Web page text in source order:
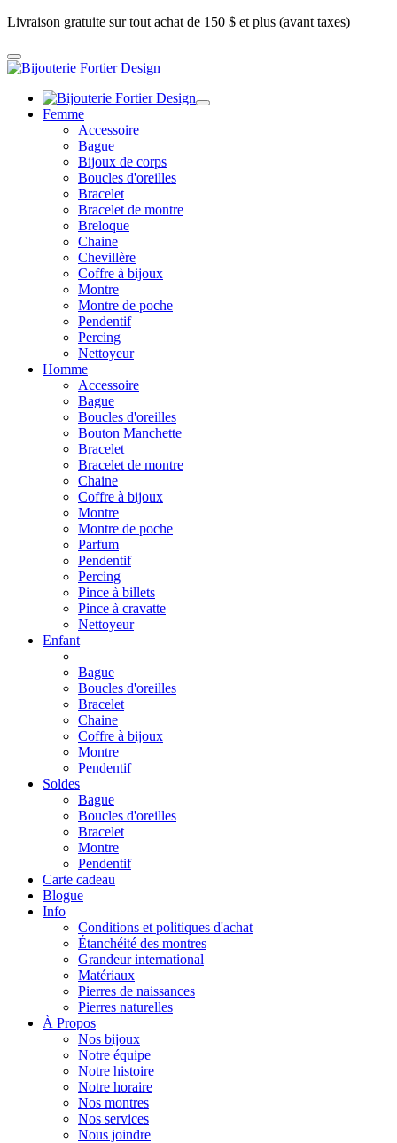
Livraison gratuite sur tout achat de 150 $ et plus (avant taxes)
Femme
Accessoire
Bague
Bijoux de corps
Boucles d'oreilles
Bracelet
Bracelet de montre
Breloque
Chaine
Chevillère
Coffre à bijoux
Montre
Montre de poche
Pendentif
Percing
Nettoyeur
Homme
Accessoire
Bague
Boucles d'oreilles
Bouton Manchette
Bracelet
Bracelet de montre
Chaine
Coffre à bijoux
Montre
Montre de poche
Parfum
Pendentif
Percing
Pince à billets
Pince à cravatte
Nettoyeur
Enfant
Bague
Boucles d'oreilles
Bracelet
Chaine
Coffre à bijoux
Montre
Pendentif
Soldes
Bague
Boucles d'oreilles
Bracelet
Montre
Pendentif
Carte cadeau
Blogue
Info
Conditions et politiques d'achat
Étanchéité des montres
Grandeur international
Matériaux
Pierres de naissances
Pierres naturelles
À Propos
Nos bijoux
Notre équipe
Notre histoire
Notre horaire
Nos montres
Nos services
Nous joindre